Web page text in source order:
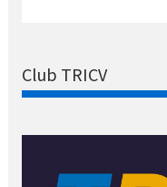
Club TRICV